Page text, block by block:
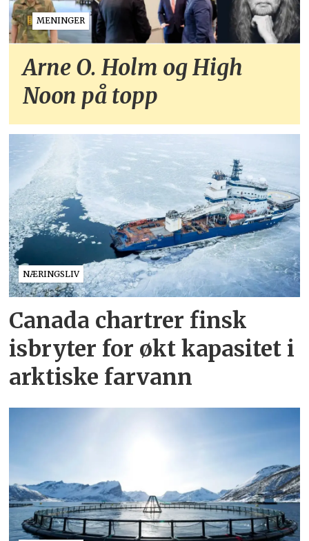
MENINGER
Arne O. Holm og High
Noon på topp
NÆRINGSLIV
Canada chartrer finsk
isbryter for økt kapasitet i
arktiske farvann